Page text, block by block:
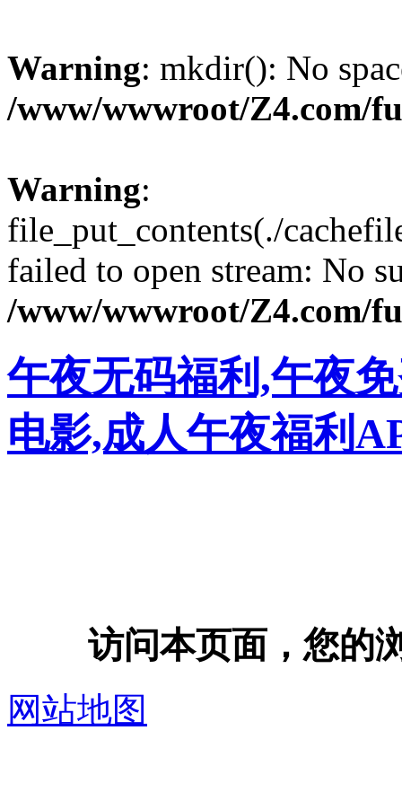
Warning: mkdir(): No
/www/wwwroot/Z4.com/
Warning:
file_put_contents(./
failed to open stream: No
/www/wwwroot/Z4.com/
午夜无码福利,午夜
电影,成人午夜福利
访问本页面，您的
网站地图